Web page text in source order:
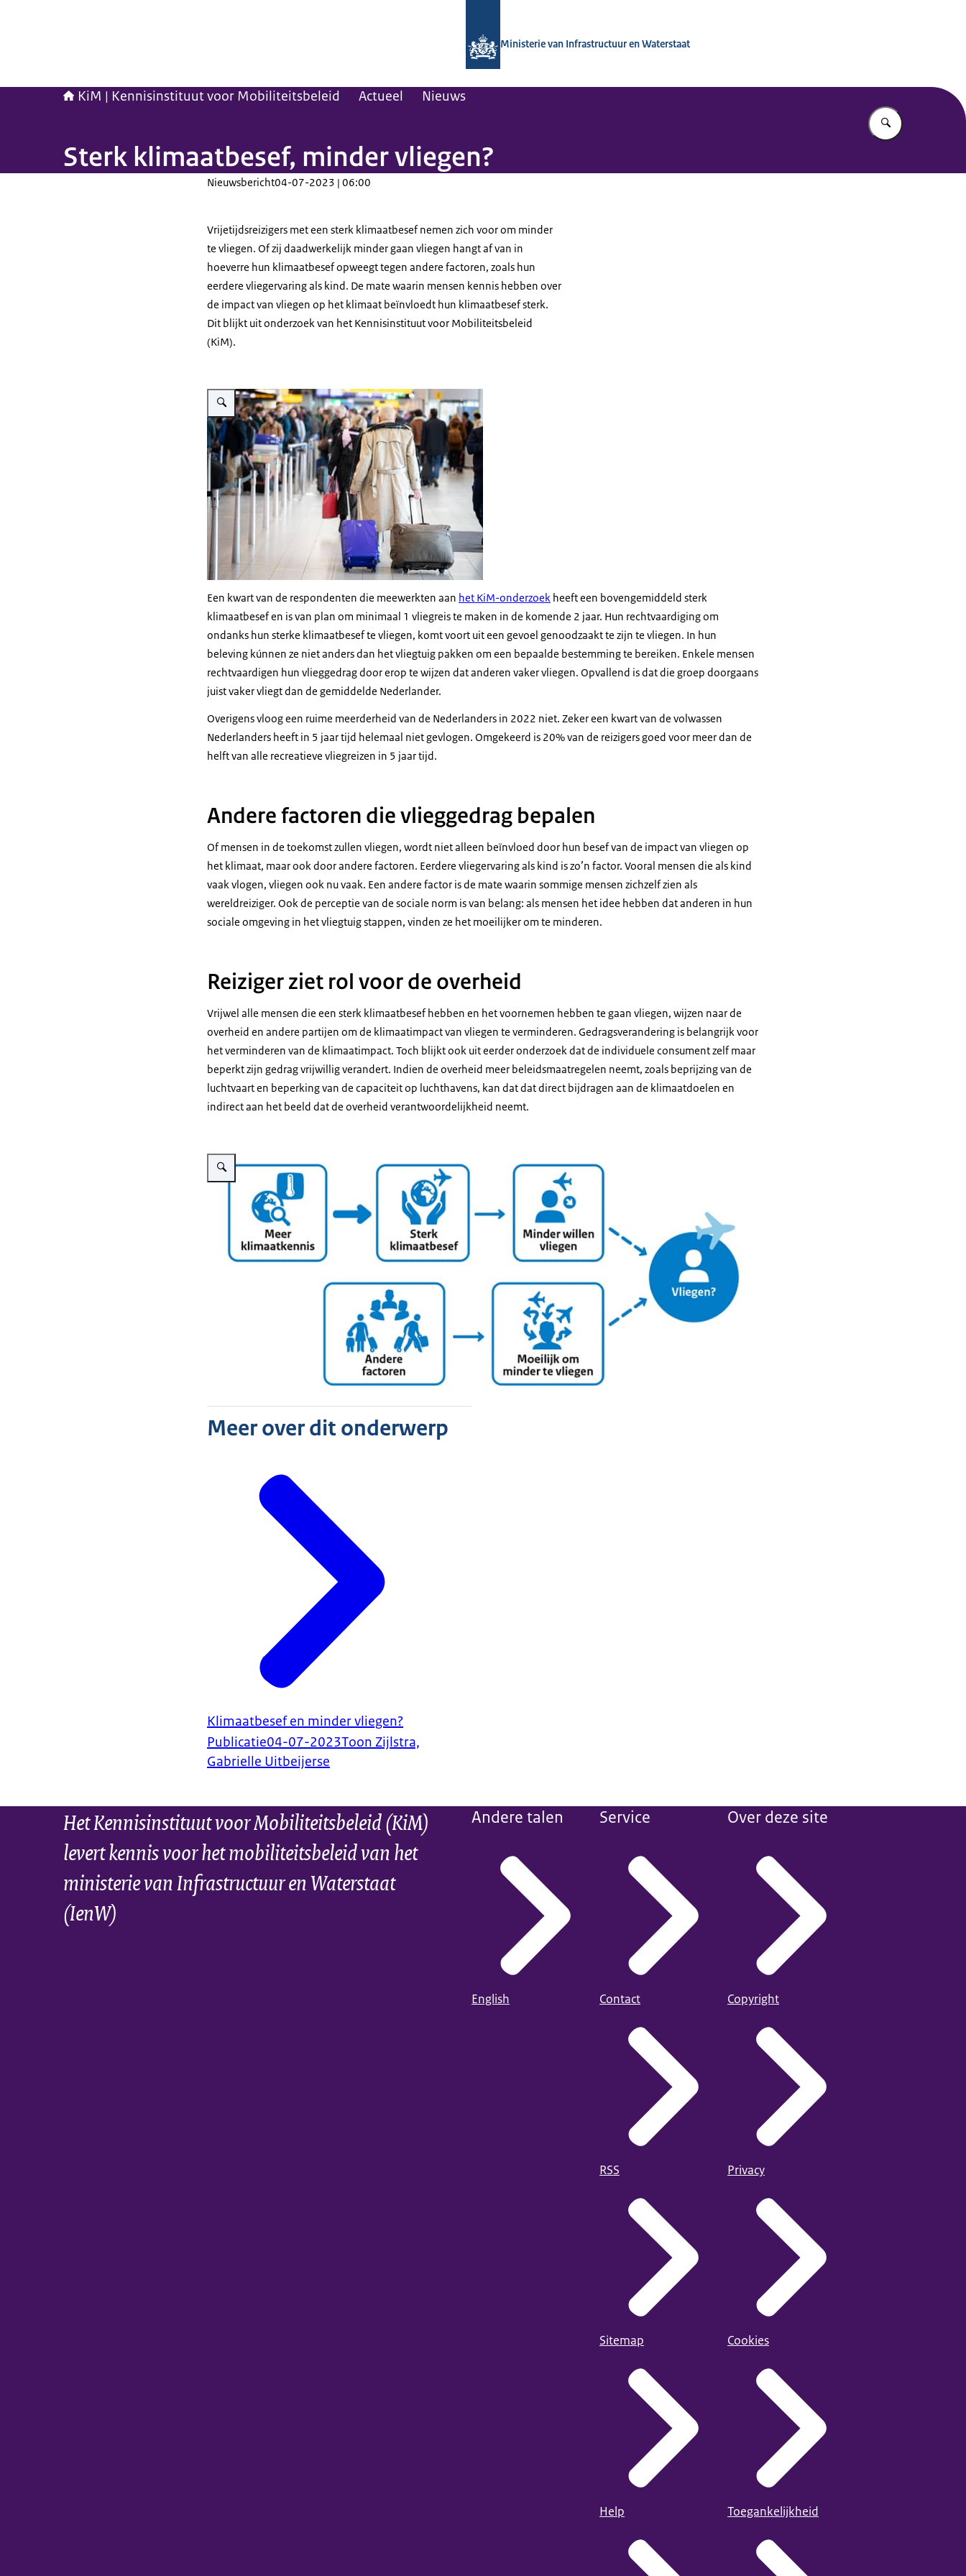
Ministerie van Infrastructuur en Waterstaat
KiM | Kennisinstituut voor Mobiliteitsbeleid Actueel Nieuws
Vul in wat u
Sterk klimaatbesef, minder vliegen?
Nieuwsbericht04-07-2023 | 06:00
Vrijetijdsreizigers met een sterk klimaatbesef nemen zich voor om minder
te vliegen. Of zij daadwerkelijk minder gaan vliegen hangt af van in
hoeverre hun klimaatbesef opweegt tegen andere factoren, zoals hun
eerdere vliegervaring als kind. De mate waarin mensen kennis hebben over
de impact van vliegen op het klimaat beïnvloedt hun klimaatbesef sterk.
Dit blijkt uit onderzoek van het Kennisinstituut voor Mobiliteitsbeleid
(KiM).
Vergroot afbeelding Reizigers Schiphol
Een kwart van de respondenten die meewerkten aan het KiM-onderzoek heeft een bovengemiddeld sterk
klimaatbesef en is van plan om minimaal 1 vliegreis te maken in de komende 2 jaar. Hun rechtvaardiging om
ondanks hun sterke klimaatbesef te vliegen, komt voort uit een gevoel genoodzaakt te zijn te vliegen. In hun
beleving kúnnen ze niet anders dan het vliegtuig pakken om een bepaalde bestemming te bereiken. Enkele mensen
rechtvaardigen hun vlieggedrag door erop te wijzen dat anderen vaker vliegen. Opvallend is dat die groep doorgaans
juist vaker vliegt dan de gemiddelde Nederlander.
Overigens vloog een ruime meerderheid van de Nederlanders in 2022 niet. Zeker een kwart van de volwassen
Nederlanders heeft in 5 jaar tijd helemaal niet gevlogen. Omgekeerd is 20% van de reizigers goed voor meer dan de
helft van alle recreatieve vliegreizen in 5 jaar tijd.
Andere factoren die vlieggedrag bepalen
Of mensen in de toekomst zullen vliegen, wordt niet alleen beïnvloed door hun besef van de impact van vliegen op
het klimaat, maar ook door andere factoren. Eerdere vliegervaring als kind is zo’n factor. Vooral mensen die als kind
vaak vlogen, vliegen ook nu vaak. Een andere factor is de mate waarin sommige mensen zichzelf zien als
wereldreiziger. Ook de perceptie van de sociale norm is van belang: als mensen het idee hebben dat anderen in hun
sociale omgeving in het vliegtuig stappen, vinden ze het moeilijker om te minderen.
Reiziger ziet rol voor de overheid
Vrijwel alle mensen die een sterk klimaatbesef hebben en het voornemen hebben te gaan vliegen, wijzen naar de
overheid en andere partijen om de klimaatimpact van vliegen te verminderen. Gedragsverandering is belangrijk voor
het verminderen van de klimaatimpact. Toch blijkt ook uit eerder onderzoek dat de individuele consument zelf maar
beperkt zijn gedrag vrijwillig verandert. Indien de overheid meer beleidsmaatregelen neemt, zoals beprijzing van de
luchtvaart en beperking van de capaciteit op luchthavens, kan dat dat direct bijdragen aan de klimaatdoelen en
indirect aan het beeld dat de overheid verantwoordelijkheid neemt.
Vergroot afbeelding Schema klimaatbesef en vliegen
Meer over dit onderwerp
Klimaatbesef en minder vliegen?
Publicatie04-07-2023Toon Zijlstra,
Gabrielle Uitbeijerse
Het Kennisinstituut voor Mobiliteitsbeleid (KiM)
levert kennis voor het mobiliteitsbeleid van het
ministerie van Infrastructuur en Waterstaat
(IenW)
Andere talen
English
Service
Contact
RSS
Sitemap
Help
Over deze site
Copyright
Privacy
Cookies
Toegankelijkheid